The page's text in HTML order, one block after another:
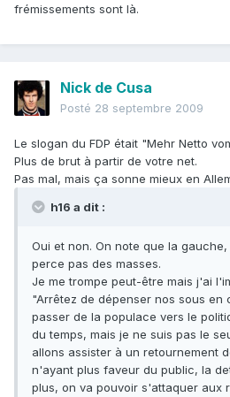
frémissements sont là.
Nick de Cusa
Posté 28 septembre 2009
Le slogan du FDP était "Mehr Netto
Plus de brut à partir de votre net.
Pas mal, mais ça sonne mieux en
h16 a dit :
Oui et non. On note que la
perce pas des masses.
Je me trompe peut-être mais j'ai
"Arrêtez de dépenser nos sous en
passer de la populace vers le
du temps, mais je ne suis pas le
allons assister à un retournement
n'ayant plus faveur du public, la
plus, on va pouvoir s'attaquer aux